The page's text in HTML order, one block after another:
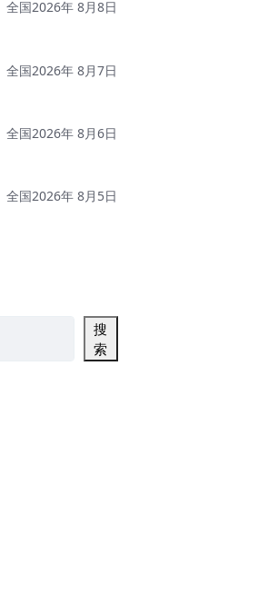
全国2026年 8月8日
全国2026年 8月7日
全国2026年 8月6日
全国2026年 8月5日
搜
索